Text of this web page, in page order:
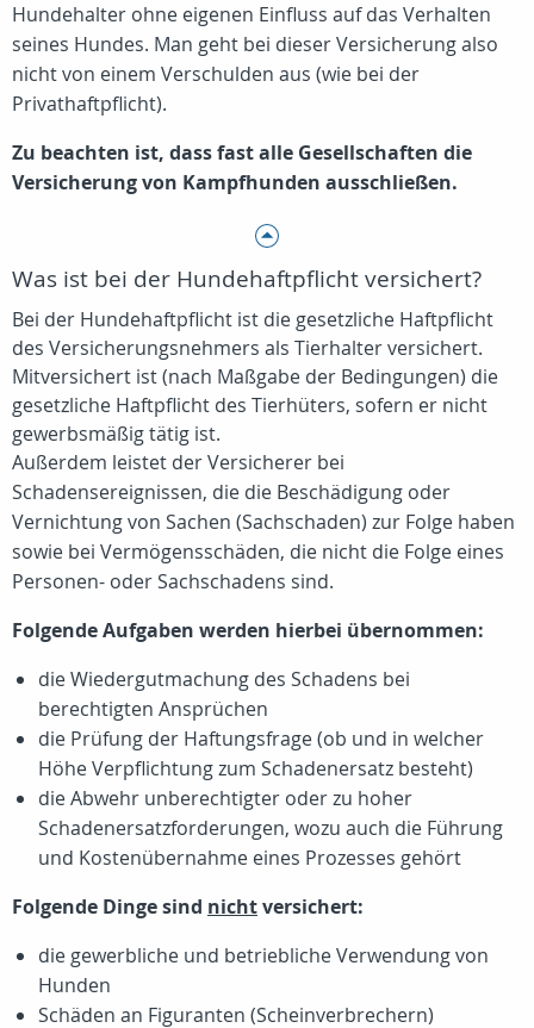
Hundehalter ohne eigenen Einfluss auf das Verhalten
seines Hundes. Man geht bei dieser Versicherung also
nicht von einem Verschulden aus (wie bei der
Privathaftpflicht).
Zu beachten ist, dass fast alle Gesellschaften die
Versicherung von Kampfhunden ausschließen.
Was ist bei der Hundehaftpflicht versichert?
Bei der Hundehaftpflicht ist die gesetzliche Haftpflicht
des Versicherungsnehmers als Tierhalter versichert.
Mitversichert ist (nach Maßgabe der Bedingungen) die
gesetzliche Haftpflicht des Tierhüters, sofern er nicht
gewerbsmäßig tätig ist.
Außerdem leistet der Versicherer bei
Schadensereignissen, die die Beschädigung oder
Vernichtung von Sachen (Sachschaden) zur Folge haben
sowie bei Vermögensschäden, die nicht die Folge eines
Personen- oder Sachschadens sind.
Folgende Aufgaben werden hierbei übernommen:
die Wiedergutmachung des Schadens bei
berechtigten Ansprüchen
die Prüfung der Haftungsfrage (ob und in welcher
Höhe Verpflichtung zum Schadenersatz besteht)
die Abwehr unberechtigter oder zu hoher
Schadenersatzforderungen, wozu auch die Führung
und Kostenübernahme eines Prozesses gehört
Folgende Dinge sind nichtversichert:
die gewerbliche und betriebliche Verwendung von
Hunden
Schäden an Figuranten (Scheinverbrechern)